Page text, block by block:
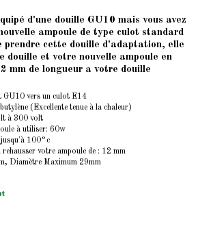
d'une douille GU10 mais vous avez
ampoule de type culot standard
prendre cette douille d'adaptation, elle
douille et votre nouvelle ampoule en
mm de longueur a votre douille
GU10 vers un culot E14
(Excellente tenue à la chaleur)
à 300 volt
à utiliser: 60w
jusqu'à 100°c
votre ampoule de : 12 mm
Diamètre Maximum 29mm